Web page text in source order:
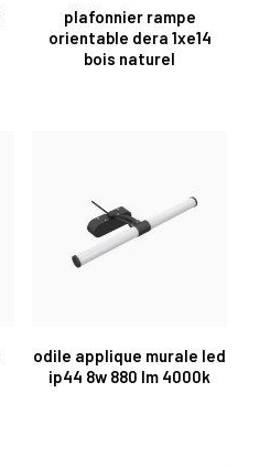
plafonnier rampe
orientable dera 1xe14
bois naturel
odile applique murale led
ip44 8w 880 lm 4000k